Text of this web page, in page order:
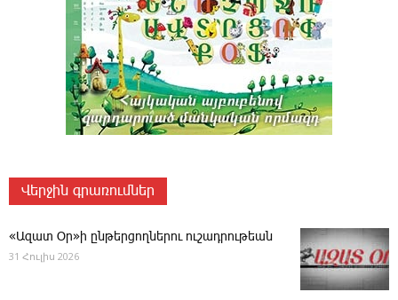
Վերջին գրառումներ
«Ազատ Օր»ի ընթերցողներու ուշադրութեան
31 Հուլիս 2026